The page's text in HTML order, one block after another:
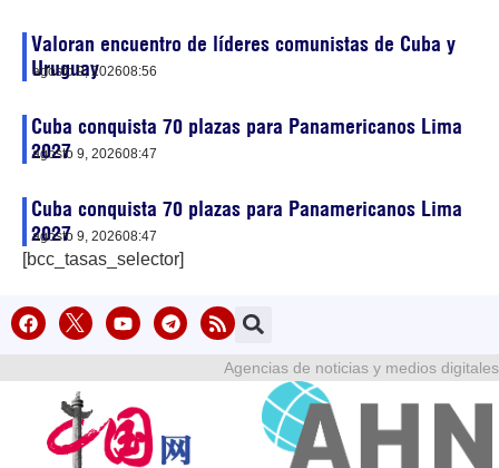
Valoran encuentro de líderes comunistas de Cuba y
Uruguay
agosto 9, 202608:56
Cuba conquista 70 plazas para Panamericanos Lima
2027
agosto 9, 202608:47
Cuba conquista 70 plazas para Panamericanos Lima
2027
agosto 9, 202608:47
[bcc_tasas_selector]
Agencias de noticias y medios digitales